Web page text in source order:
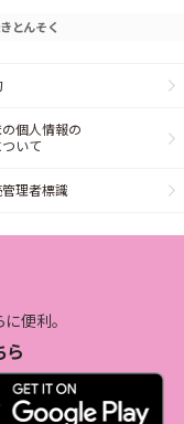
とんそく
個人情報の
いて
理者標識
便利。
ら